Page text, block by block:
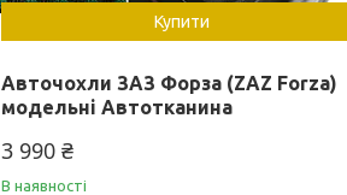
Купити
Авточохли ЗАЗ Форза (ZAZ Forza)
модельні Автотканина
3 990 ₴
В наявності